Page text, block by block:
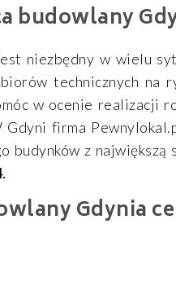
budowlany
niezbędny w wielu
technicznych
w ocenie realizacji
firma
budynków z
Gdynia